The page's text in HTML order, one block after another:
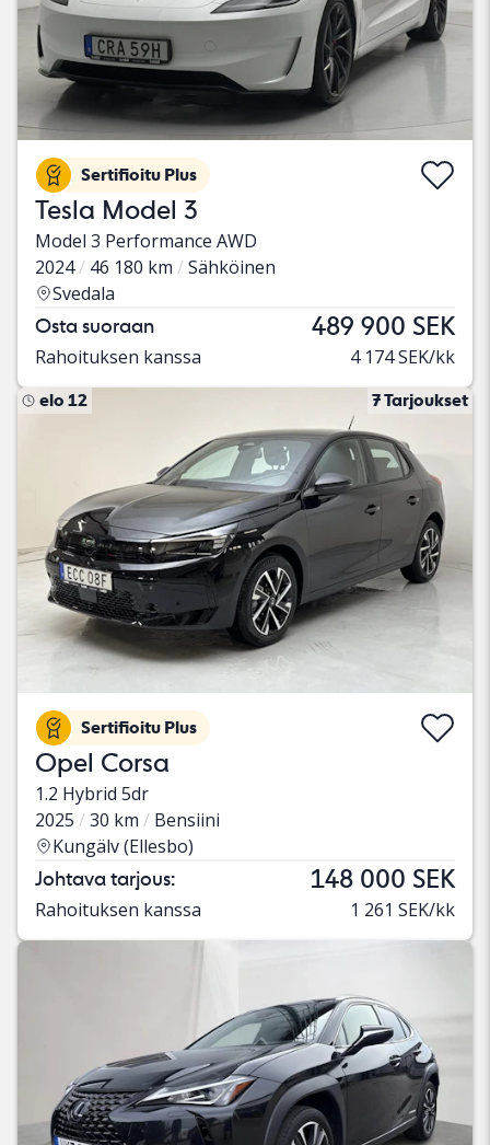
Sertifioitu Plus
Tesla Model 3
Model 3 Performance AWD
2024
46 180 km
Sähköinen
Svedala
Osta suoraan 489 900 SEK
Rahoituksen kanssa 4 174 SEK/kk
elo 12 7 Tarjoukset
Sertifioitu Plus
Opel Corsa
1.2 Hybrid 5dr
2025
30 km
Bensiini
Kungälv (Ellesbo)
Johtava tarjous: 148 000 SEK
Rahoituksen kanssa 1 261 SEK/kk